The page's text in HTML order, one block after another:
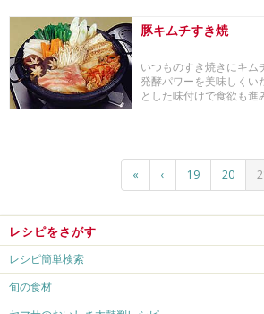
豚キムチすき焼
いつものすき焼きにキム
発酵パワーを美味しくい
とした味付けで食欲も進
« ‹ 19 20
レシピをさがす
レシピ簡単検索
旬の食材